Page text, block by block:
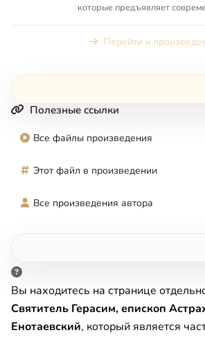
которые предъявляет
Перейти к
Полезные ссылки
Все файлы произведения
Этот файл в произведении
Все произведения автора
Вы находитесь на странице
Святитель Герасим, епископ
Енотаевский, который является